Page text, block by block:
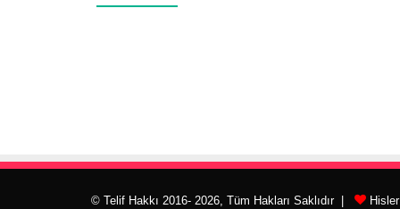
© Telif Hakkı 2016- 2026, Tüm Hakları Saklıdır |